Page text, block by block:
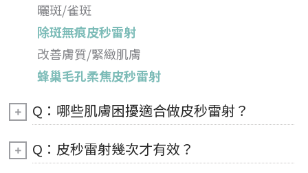
曬斑/雀斑
除斑無痕皮秒雷射
改善膚質/緊緻肌膚
蜂巢毛孔柔焦皮秒雷射
Q：哪些肌膚困擾適合做皮秒雷射？
Q：皮秒雷射幾次才有效？